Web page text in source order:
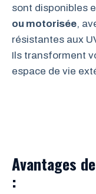
sont disponibles
ou motorisée,
résistantes aux
Ils transforment
espace de vie
Avantages
: